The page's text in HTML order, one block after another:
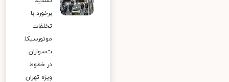
برخورد با
تخلفات
موتورسیکل
ت‌سواران
در خطوط
ویژه تهران